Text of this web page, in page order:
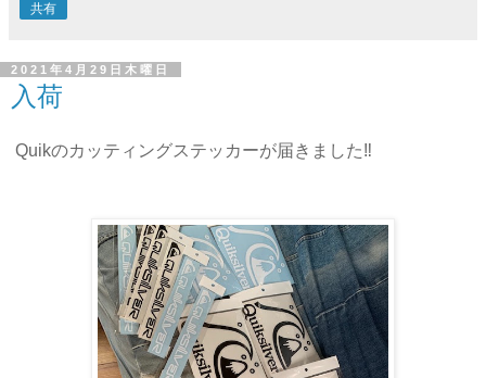
共有
2021年4月29日木曜日
入荷
Quikのカッティングステッカーが届きました‼️